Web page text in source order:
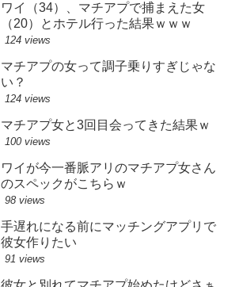
ワイ（34）、マチアプで捕まえた女
（20）とホテル行った結果ｗｗｗ
124 views
マチアプの女って調子乗りすぎじゃな
い？
124 views
マチアプ女と3回目会ってきた結果ｗ
100 views
ワイが今一番脈アリのマチアプ女さん
のスペックがこちらｗ
98 views
手遅れになる前にマッチングアプリで
彼女作りたい
91 views